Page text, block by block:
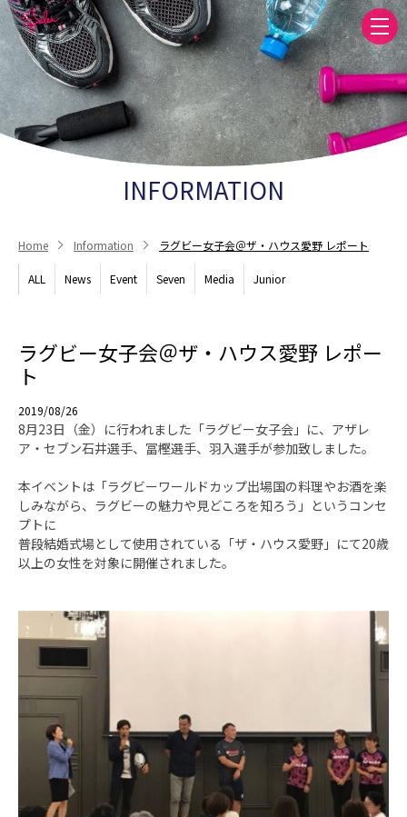
INFORMATION
Home Information ラグビー女子会＠ザ・ハウス愛野 レポート
ALL News Event Seven Media Junior
ラグビー女子会＠ザ・ハウス愛野 レポー
ト
2019/08/26
8月23日（金）に行われました「ラグビー女子会」に、アザレ
ア・セブン石井選手、冨樫選手、羽入選手が参加致しました。
本イベントは「ラグビーワールドカップ出場国の料理やお酒を楽
しみながら、ラグビーの魅力や見どころを知ろう」というコンセ
プトに
普段結婚式場として使用されている「ザ・ハウス愛野」にて20歳
以上の女性を対象に開催されました。